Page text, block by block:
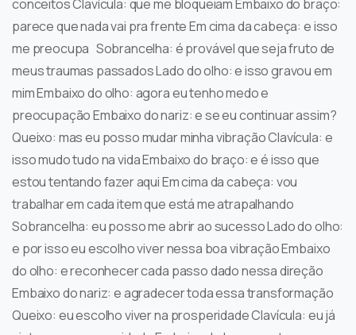
conceitos Clavícula: que me bloqueiam Embaixo do braço:
parece que nada vai pra frente Em cima da cabeça: e isso
me preocupa Sobrancelha: é provável que seja fruto de
meus traumas passados Lado do olho: e isso gravou em
mim Embaixo do olho: agora eu tenho medo e
preocupação Embaixo do nariz: e se eu continuar assim?
Queixo: mas eu posso mudar minha vibração Clavícula: e
isso mudo tudo na vida Embaixo do braço: e é isso que
estou tentando fazer aqui Em cima da cabeça: vou
trabalhar em cada item que está me atrapalhando
Sobrancelha: eu posso me abrir ao sucesso Lado do olho:
e por isso eu escolho viver nessa boa vibração Embaixo
do olho: e reconhecer cada passo dado nessa direção
Embaixo do nariz: e agradecer toda essa transformação
Queixo: eu escolho viver na prosperidade Clavícula: eu já